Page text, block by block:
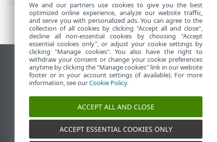
Жұмыс үстеліндегі сайтты қарау
End of Life
ESET білім қоры
ESET форумы
ESET Status Portal
Аймақтық қолдау
We and our partners use cookies to give you the best
optimized online experience, analyze our website traffic,
and serve you with personalized ads. You can agree to the
collection of all cookies by clicking "Accept all and close",
decline all non-essential cookies by choosing "Accept
essential cookies only", or adjust your cookie settings by
clicking "Manage cookies". You also have the right to
withdraw your consent or change your cookie preferences
anytime by clicking the "Manage cookies" link in our website
footer or in your account settings (if available). For more
information, see ourCookie Policy.
ACCEPT ALL AND CLOSE
ACCEPT ESSENTIAL COOKIES ONLY